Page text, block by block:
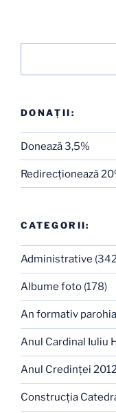
DONAȚII:
Donează 3,5%
Redirecţionează
CATEGORII:
Administrative
Albume foto (178)
An formativ
Anul Cardinal Iuliu
Anul Credinţei
Construcţia